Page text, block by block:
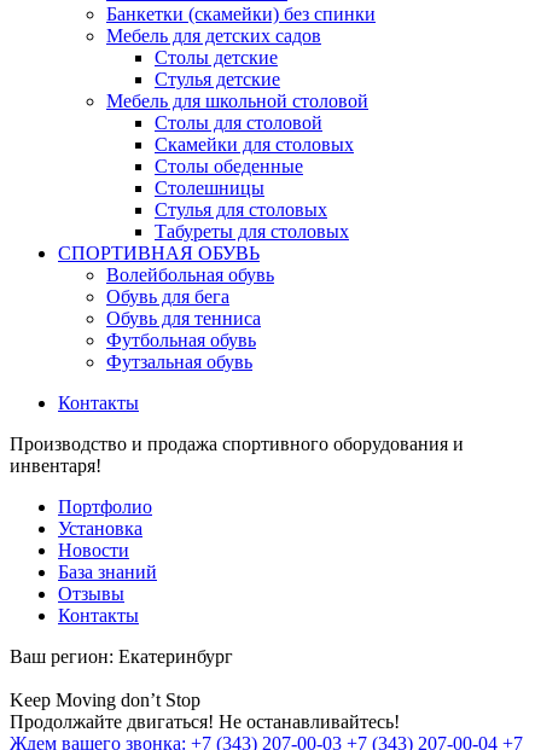
Банкетки (скамейки) без спинки
Мебель для детских садов
Столы детские
Стулья детские
Мебель для школьной столовой
Столы для столовой
Скамейки для столовых
Столы обеденные
Столешницы
Стулья для столовых
Табуреты для столовых
СПОРТИВНАЯ ОБУВЬ
Волейбольная обувь
Обувь для бега
Обувь для тенниса
Футбольная обувь
Футзальная обувь
Контакты
Производство и продажа спортивного оборудования и
инвентаря!
Портфолио
Установка
Новости
База знаний
Отзывы
Контакты
Ваш регион: Екатеринбург
Keep Moving don’t Stop
Продолжайте двигаться! Не останавливайтесь!
Ждем вашего звонка: +7 (343) 207-00-03 +7 (343) 207-00-04 +7